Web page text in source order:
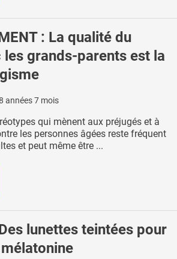
: La qualité du
grands-parents est la
années 7 mois
qui mènent aux préjugés et à
les personnes âgées reste fréquent
et peut même être ...
lunettes teintées pour